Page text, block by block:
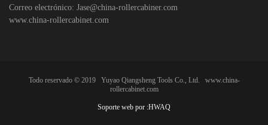
Correo electrónico: Jase@china-rollercabiner.com
www.china-rollercabinet.com
Todo reservado © 2019 Yuyao Qiangsheng Tools Co., Ltd.
www.china-
rollercabinet.com
Soporte web por :HWAQ